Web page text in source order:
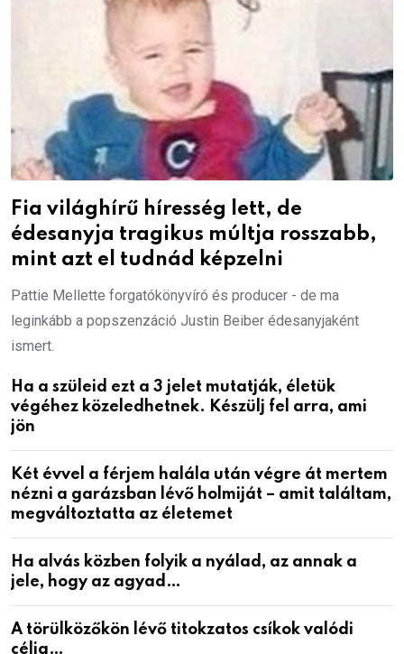
Fia világhírű híresség lett, de
édesanyja tragikus múltja rosszabb,
mint azt el tudnád képzelni
Pattie Mellette forgatókönyvíró és producer - de ma
leginkább a popszenzáció Justin Beiber édesanyjaként
ismert.
Ha a szüleid ezt a 3 jelet mutatják, életük
végéhez közeledhetnek. Készülj fel arra, ami
jön
Két évvel a férjem halála után végre át mertem
nézni a garázsban lévő holmiját – amit találtam,
megváltoztatta az életemet
Ha alvás közben folyik a nyálad, az annak a
jele, hogy az agyad…
A törülközőkön lévő titokzatos csíkok valódi
célja…